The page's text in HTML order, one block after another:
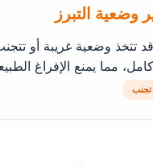
وضعية التبرز
تتخذ وضعية غريبة أو
مما يمنع الإفراغ